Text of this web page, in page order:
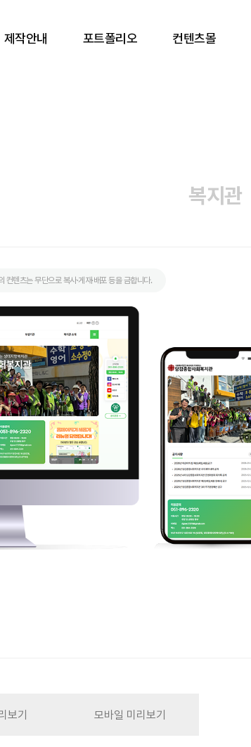
제작안내 포트폴리오 컨텐츠몰
복지관
컨텐츠는 무단으로 복사·게재·배포 등을 금합니다.
보기 모바일 미리보기